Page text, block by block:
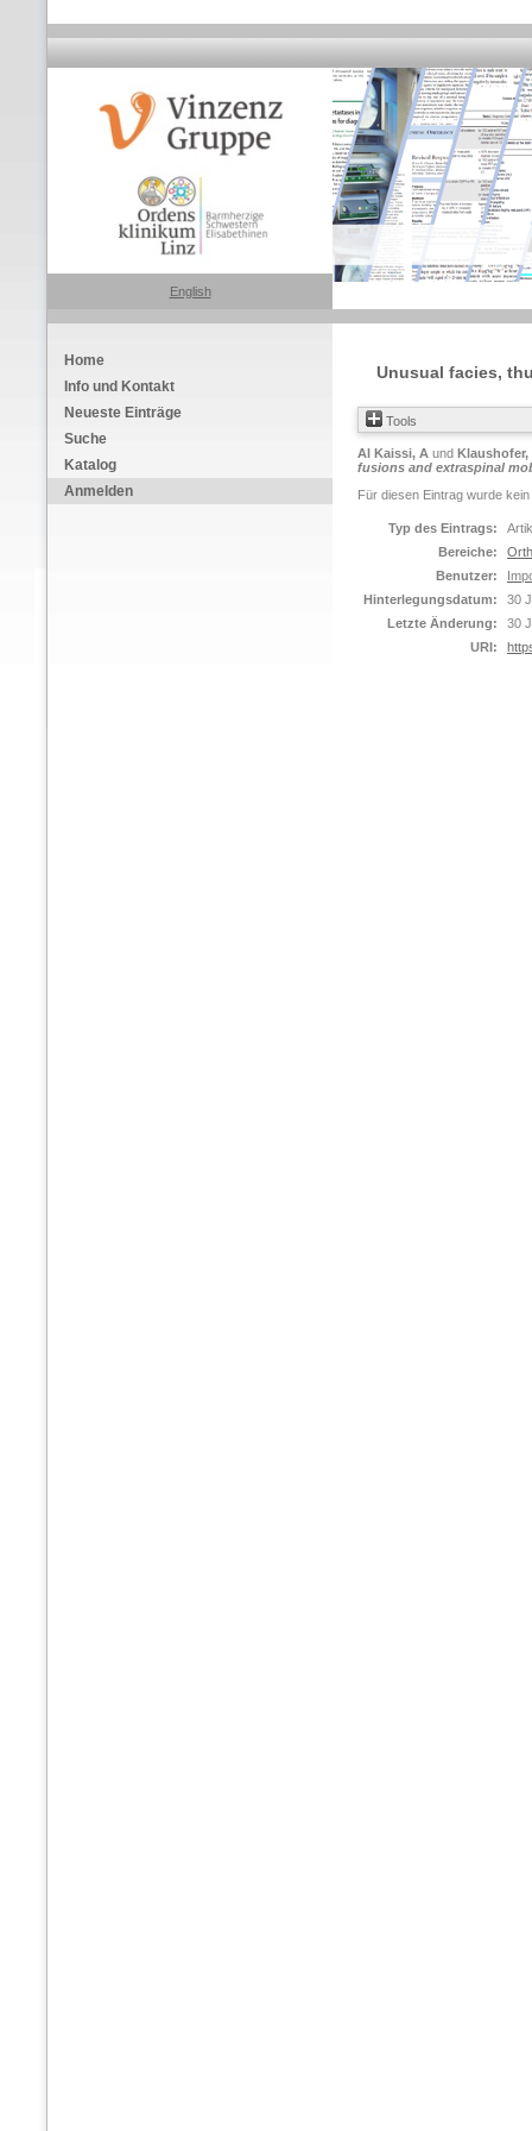
English
Home
Info und Kontakt
Neueste Einträge
Suche
Katalog
Anmelden
Unusual facies,
Tools
Al Kaissi, A und Klaushofer,
fusions and extraspinal
Für diesen Eintrag wurde
Typ des Eintrags:
Bereiche:
Benutzer:
Hinterlegungsdatum:
30
Letzte Änderung:
30
URI: